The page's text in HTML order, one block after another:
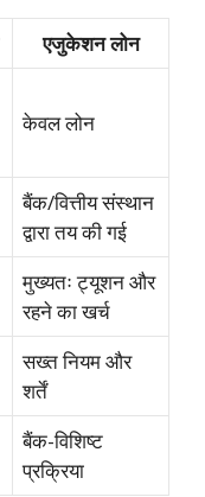
एजुकेशन लोन
केवल लोन
बैंक/वित्तीय संस्थान
द्वारा तय की गई
मुख्यतः ट्यूशन और
रहने का खर्च
सख्त नियम और
शर्तें
बैंक-विशिष्ट
प्रक्रिया